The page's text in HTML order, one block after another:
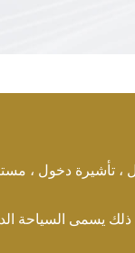
، تأشيرة دخول ،
يسمى السياحة